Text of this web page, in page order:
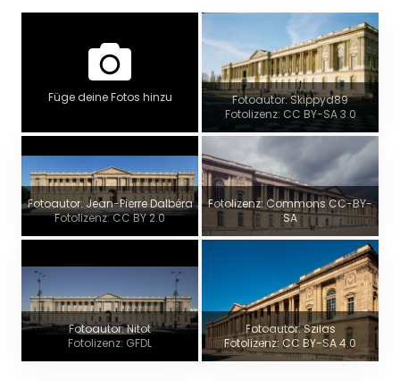
Füge deine Fotos hinzu
Fotoautor: Skippyd89
Fotolizenz: CC BY-SA 3.0
Fotoautor: Jean-Pierre Dalbéra
Fotolizenz: CC BY 2.0
Fotolizenz: Commons CC-BY-
SA
Fotoautor: Nitot
Fotolizenz: GFDL
Fotoautor: Szilas
Fotolizenz: CC BY-SA 4.0